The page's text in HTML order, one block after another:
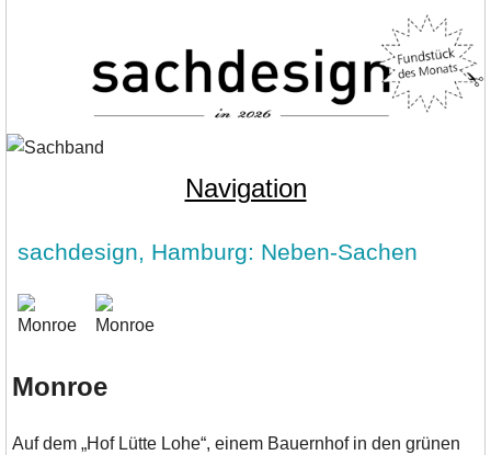
Navigation
sachdesign, Hamburg: Neben-Sachen
Monroe
Auf dem „Hof Lütte Lohe“, einem Bauernhof in den grünen